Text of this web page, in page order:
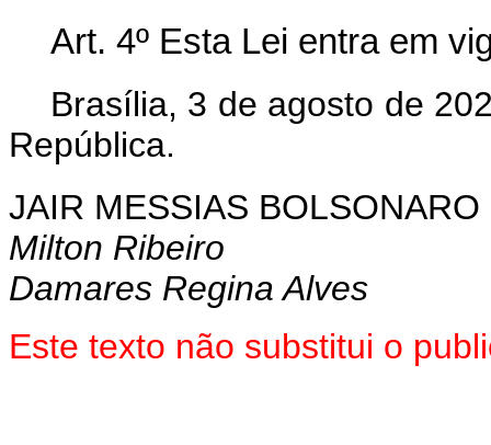
Art. 4º Esta Lei entra em
Brasília, 3 de agosto de
República.
JAIR MESSIAS BOLSONARO
Milton Ribeiro
Damares Regina Alves
Este texto não substitui o